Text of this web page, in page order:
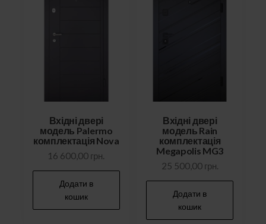
Вхідні двері
модель Palermo
комплектація Nova
16 600,00 грн.
Додати в
кошик
Вхідні двері
модель Rain
комплектація
Megapolis MG3
25 500,00 грн.
Додати в
кошик